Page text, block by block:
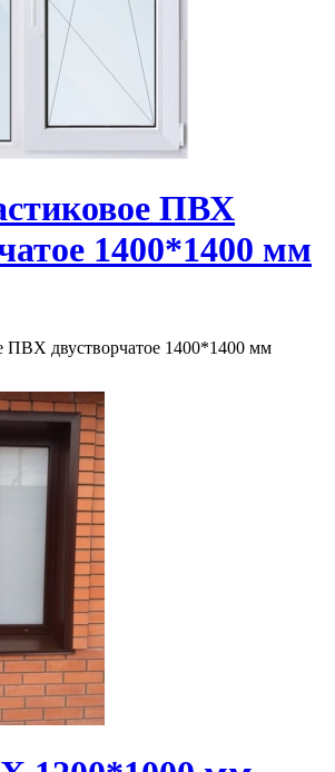
ПВХ
1400*1400 мм
ПВХ двустворчатое 1400*1400 мм